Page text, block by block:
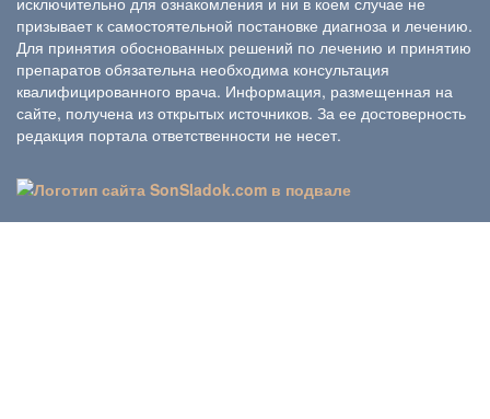
призывает к самостоятельной постановке диагноза и лечению.
Для принятия обоснованных решений по лечению и принятию
препаратов обязательна необходима консультация
квалифицированного врача. Информация, размещенная на
сайте, получена из открытых источников. За ее достоверность
редакция портала ответственности не несет.